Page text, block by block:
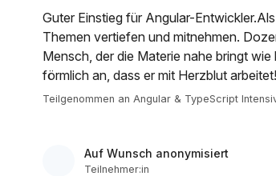
Guter Einstieg für Angular-
Themen vertiefen und mitnehmen.
Mensch, der die Materie nahe bringt
förmlich an, dass er mit Herzblut arbeitet!
Teilgenommen an Angular & TypeScript
Auf Wunsch anonymisiert
Teilnehmer:in